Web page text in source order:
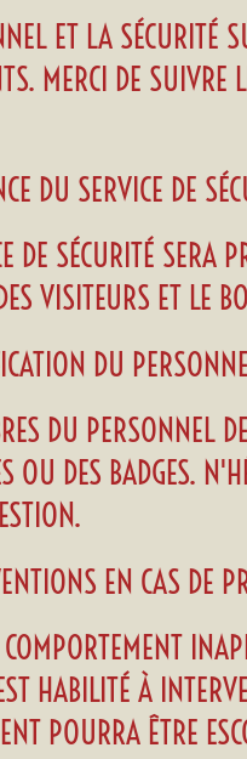
ET LA SÉCURITÉ
MERCI DE
DU SERVICE DE
DE SÉCURITÉ SERA
VISITEURS ET LE
DU
DU PERSONNEL
OU DES BADGES.
EN CAS DE
COMPORTEMENT
HABILITÉ À
POURRA ÊTRE